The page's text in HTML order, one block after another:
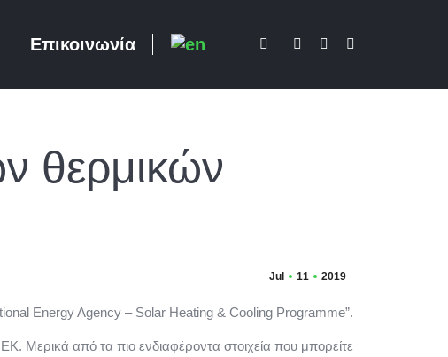
Επικοινωνία Search:
θερμικών
Jul 11 2019
Energy Agency – Solar Heating & Cooling Programme”.
Μερικά από τα πιο ενδιαφέροντα στοιχεία που μπορείτε